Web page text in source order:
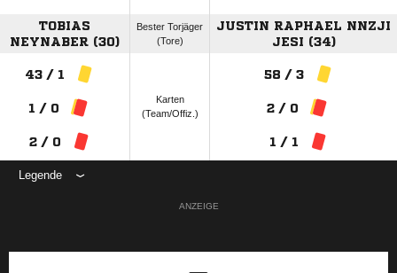
TOBIAS
NEYNABER (30)
Bester Torjäger
(Tore)
JUSTIN RAPHAEL NNZJI
JESI (34)
43 / 1
1 / 0
2 / 0
Karten
(Team/Offiz.)
58 / 3
2 / 0
1 / 1
Legende
ANZEIGE